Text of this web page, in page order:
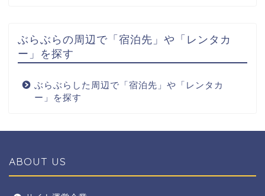
ぶらぶらの周辺で「宿泊先」や「レンタカ
ー」を探す
ぶらぶらした周辺で「宿泊先」や「レンタカ
ー」を探す
ABOUT US